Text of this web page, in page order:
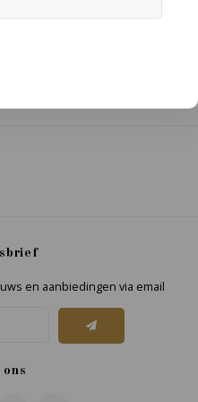
en aanbiedingen via email